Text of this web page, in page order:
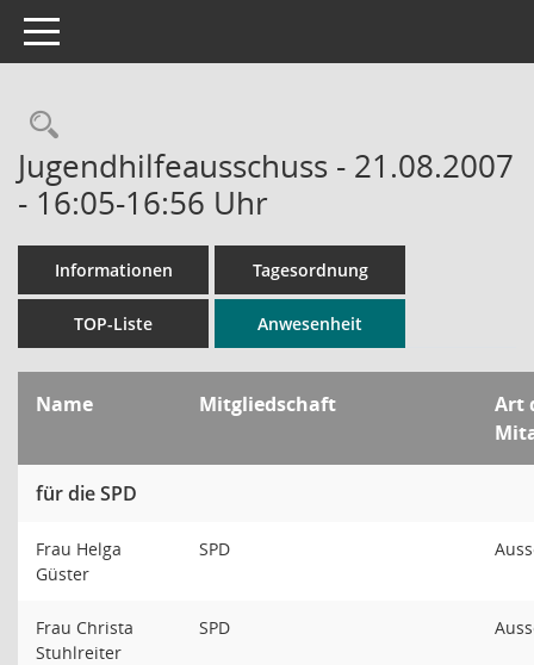
Toggle navigation
Rechercheauswahl
Jugendhilfeausschuss - 21.08.2007
- 16:05-16:56 Uhr
Informationen Tagesordnung
TOP-Liste Anwesenheit
Name Mitgliedschaft
Art
für die SPD
Frau Helga
Güster
SPD
Frau Christa
Stuhlreiter
SPD